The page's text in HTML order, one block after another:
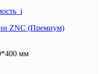
i
ZNC (Премиум)
мм